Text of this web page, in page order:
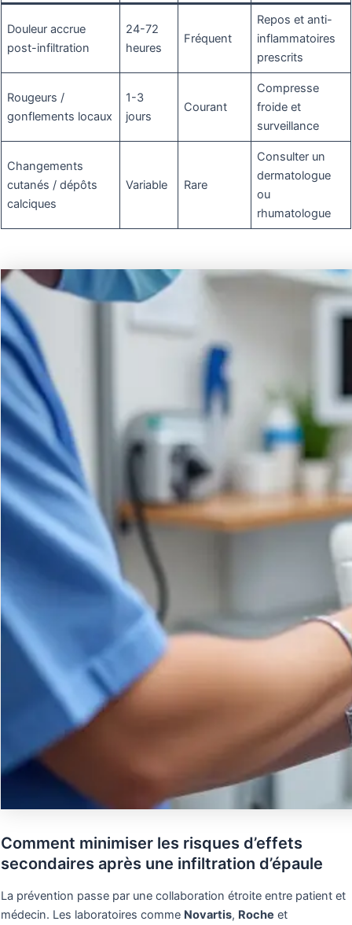
Douleur accrue
post-infiltration
24-72
heures
Fréquent
Repos et anti-
inflammatoires
prescrits
Rougeurs /
gonflements locaux
1-3
jours
Courant
Compresse
froide et
surveillance
Changements
cutanés / dépôts
calciques
Variable Rare
Consulter un
dermatologue
ou
rhumatologue
Comment minimiser les risques d’effets
secondaires après une infiltration d’épaule
La prévention passe par une collaboration étroite entre patient et
médecin. Les laboratoires comme Novartis, Roche et